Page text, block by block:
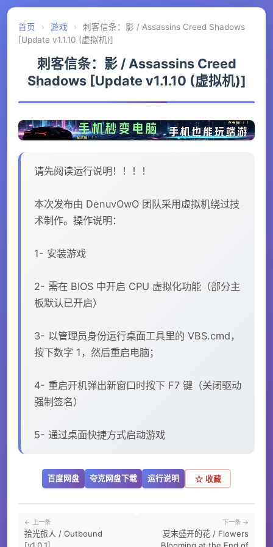
首页 › 游戏 ›
刺客信条：影 / Assassins Creed Shadows
[Update v1.1.10 (虚拟机)]
刺客信条：影 / Assassins Creed
Shadows [Update v1.1.10 (虚拟机)]
请先阅读运行说明！！！！
本次发布由 DenuvOwO 团队采用虚拟机绕过技
术制作。操作说明：
1- 安装游戏
2- 需在 BIOS 中开启 CPU 虚拟化功能（部分主
板默认已开启）
3- 以管理员身份运行桌面工具里的 VBS.cmd，
按下数字 1，然后重启电脑；
4- 重启开机弹出新窗口时按下 F7 键（关闭驱动
强制签名）
5- 通过桌面快捷方式启动游戏
百度网盘 夸克网盘下载 运行说明 ☆ 收藏
← 上一条
拾光旅人 / Outbound
[v1.0.1]
下一条 →
夏末盛开的花 / Flowers
Blooming at the End of